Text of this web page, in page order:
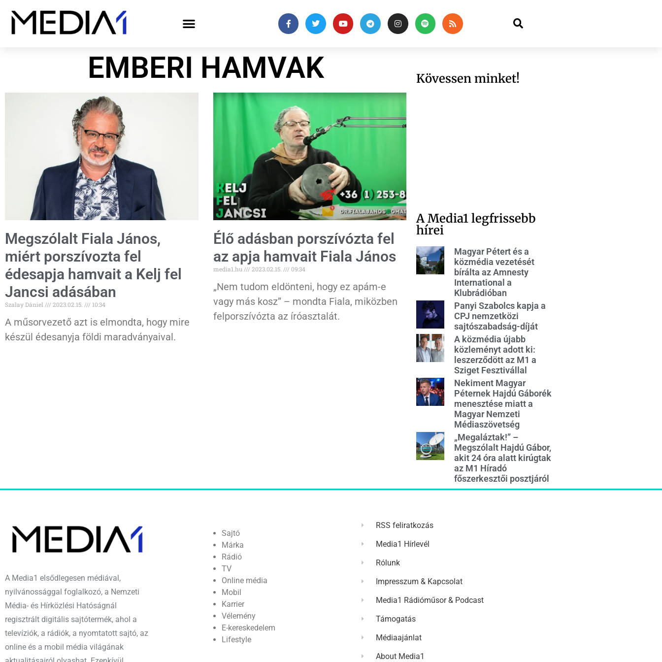
EMBERI HAMVAK
Megszólalt Fiala János,
miért porszívozta fel
édesapja hamvait a Kelj fel
Jancsi adásában
Szalay Dániel 2023.02.15. 10:34
A műsorvezető azt is elmondta, hogy mire
készül édesanyja földi maradványaival.
Élő adásban porszívózta fel
az apja hamvait Fiala János
media1.hu 2023.02.15. 09:34
„Nem tudom eldönteni, hogy ez apám-e
vagy más kosz” – mondta Fiala, miközben
felporszívózta az íróasztalát.
Kövessen minket!
A Media1 legfrissebb
hírei
Magyar Pétert és a
közmédia vezetését
bírálta az Amnesty
International a
Klubrádióban
Panyi Szabolcs kapja a
CPJ nemzetközi
sajtószabadság-díját
A közmédia újabb
közleményt adott ki:
leszerződött az M1 a
Sziget Fesztivállal
Nekiment Magyar
Péternek Hajdú Gáborék
menesztése miatt a
Magyar Nemzeti
Médiaszövetség
„Megaláztak!” –
Megszólalt Hajdú Gábor,
akit 24 óra alatt kirúgtak
az M1 Híradó
főszerkesztői posztjáról
A Media1 elsődlegesen médiával,
nyilvánossággal foglalkozó, a Nemzeti
Média- és Hírközlési Hatóságnál
regisztrált digitális sajtótermék, ahol a
televíziók, a rádiók, a nyomtatott sajtó, az
online és a mobil média világának
Sajtó
Márka
Rádió
TV
Online média
Mobil
Karrier
Vélemény
E-kereskedelem
Lifestyle
RSS feliratkozás
Media1 Hírlevél
Rólunk
Impresszum & Kapcsolat
Media1 Rádióműsor & Podcast
Támogatás
Médiaajánlat
About Media1